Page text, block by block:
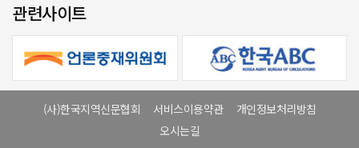
관련사이트
(사)한국지역신문협회 서비스이용약관
개인정보처리방침
오시는길